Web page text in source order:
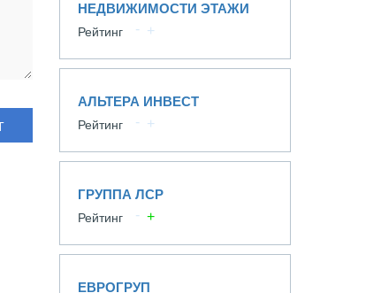
НЕДВИЖИМОСТИ ЭТАЖИ
Рейтинг
АЛЬТЕРА ИНВЕСТ
Рейтинг
ГРУППА ЛСР
Рейтинг
ЕВРОГРУП